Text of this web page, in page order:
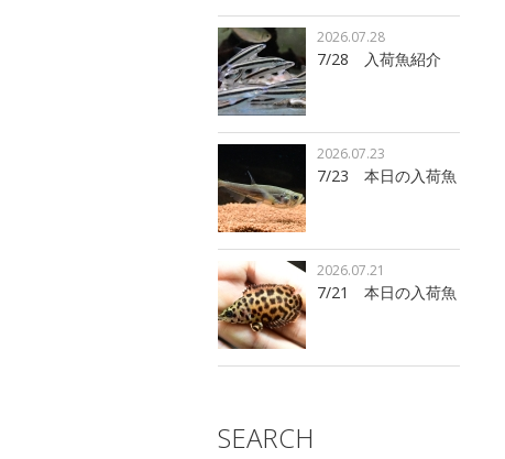
7/28 入荷魚紹介
2026.07.28
7/23 本日の入荷魚
2026.07.23
7/21 本日の入荷魚
2026.07.21
SEARCH